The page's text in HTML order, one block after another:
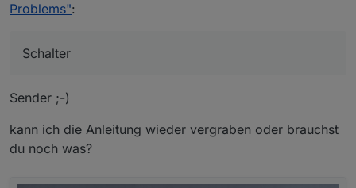
Problems":
Schalter
Sender ;-)
kann ich die Anleitung wieder vergraben oder brauchst
du noch was?